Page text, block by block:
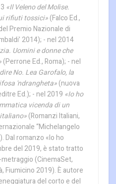
«Il Veleno del Molise.
rifiuti tossici»(Falco Ed.,
Premio Nazionale di
2014); - nel 2014
Uomini e donne che
(Perrone Ed., Roma); - nel
No. Lea Garofalo, la
'ndrangheta»(nuova
Ed.); - nel 2019 «Io ho
vicenda di un
(Romanzi Italiani,
“Michelangelo
Dal romanzo «Io ho
del 2019, è stato tratto
(CinemaSet,
Fiumicino 2019). È autore
del corto e del